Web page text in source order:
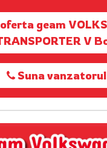
geam
V
Suna vanzatorul